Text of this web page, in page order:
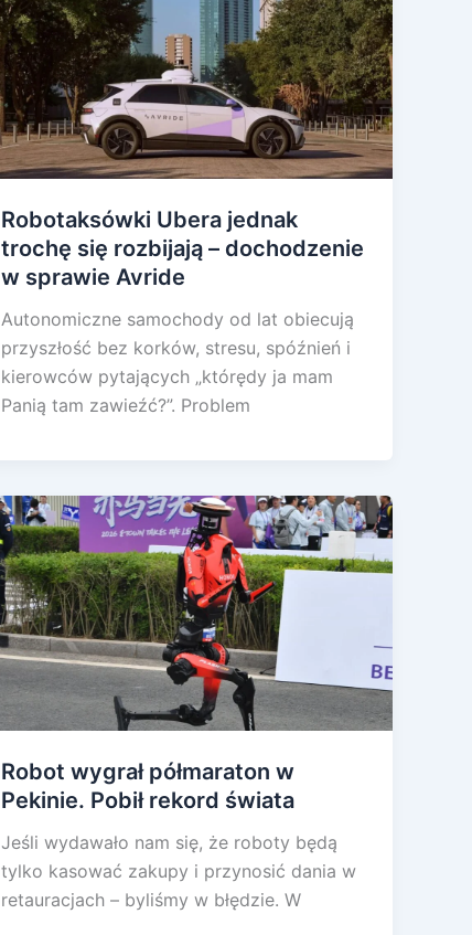
Robotaksówki Ubera jednak
trochę się rozbijają – dochodzenie
w sprawie Avride
Autonomiczne samochody od lat obiecują
przyszłość bez korków, stresu, spóźnień i
kierowców pytających „którędy ja mam
Panią tam zawieźć?”. Problem
Robot wygrał półmaraton w
Pekinie. Pobił rekord świata
Jeśli wydawało nam się, że roboty będą
tylko kasować zakupy i przynosić dania w
retauracjach – byliśmy w błędzie. W